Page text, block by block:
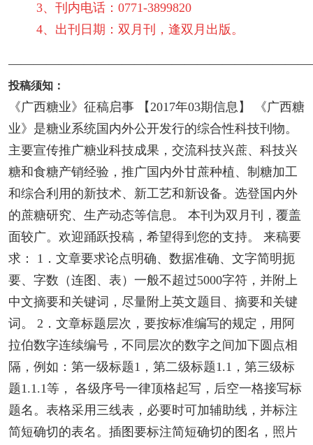
3、刊内电话：0771-3899820
4、出刊日期：双月刊，逢双月出版。
投稿须知：
《广西糖业》征稿启事 【2017年03期信息】 《广西糖
业》是糖业系统国内外公开发行的综合性科技刊物。
主要宣传推广糖业科技成果，交流科技兴蔗、科技兴
糖和食糖产销经验，推广国内外甘蔗种植、制糖加工
和综合利用的新技术、新工艺和新设备。选登国内外
的蔗糖研究、生产动态等信息。 本刊为双月刊，覆盖
面较广。欢迎踊跃投稿，希望得到您的支持。 来稿要
求： 1．文章要求论点明确、数据准确、文字简明扼
要、字数（连图、表）一般不超过5000字符，并附上
中文摘要和关键词，尽量附上英文题目、摘要和关键
词。 2．文章标题层次，要按标准编写的规定，用阿
拉伯数字连续编号，不同层次的数字之间加下圆点相
隔，例如：第一级标题1，第二级标题1.1，第三级标
题1.1.1等， 各级序号一律顶格起写，后空一格接写标
题名。表格采用三线表，必要时可加辅助线，并标注
简短确切的表名。插图要标注简短确切的图名，照片